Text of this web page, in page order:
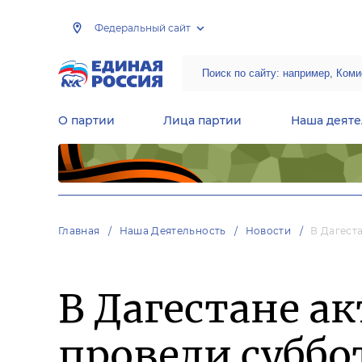
Федеральный сайт
О партии Лица партии Наша
Главная Наша Деятельность Новости В
В Дагестане